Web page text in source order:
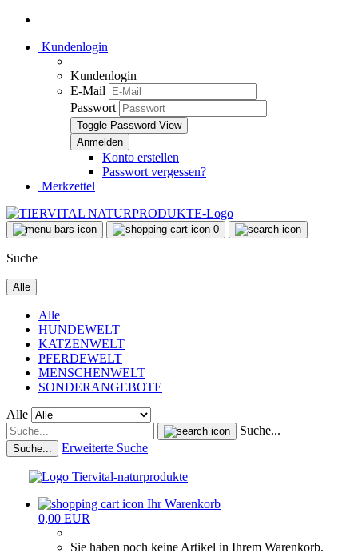
Kundenlogin
Kundenlogin
E-Mail
Passwort
Toggle Password View
Konto erstellen
Passwort vergessen?
Merkzettel
0
Suche
Alle
Alle
HUNDEWELT
KATZENWELT
PFERDEWELT
MENSCHENWELT
SONDERANGEBOTE
Alle
Suche...
Suche... Erweiterte Suche
Ihr Warenkorb
0,00 EUR
Sie haben noch keine Artikel in Ihrem Warenkorb.